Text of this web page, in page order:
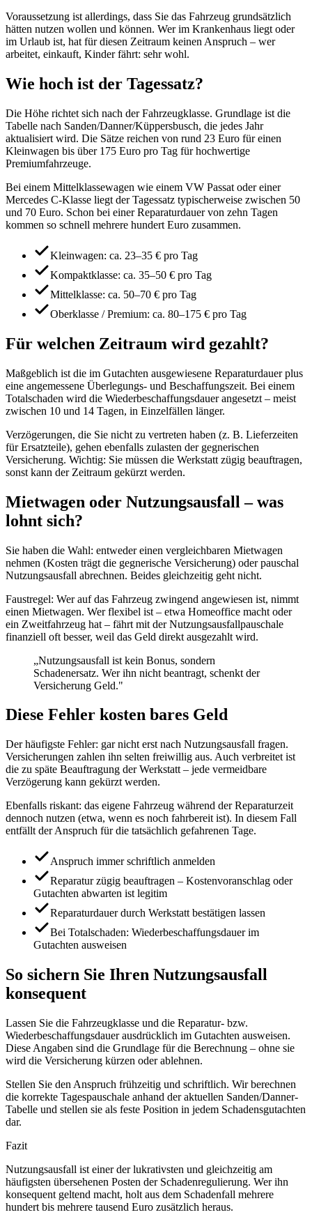
Voraussetzung ist allerdings, dass Sie das Fahrzeug grundsätzlich
hätten nutzen wollen und können. Wer im Krankenhaus liegt oder
im Urlaub ist, hat für diesen Zeitraum keinen Anspruch – wer
arbeitet, einkauft, Kinder fährt: sehr wohl.
Wie hoch ist der Tagessatz?
Die Höhe richtet sich nach der Fahrzeugklasse. Grundlage ist die
Tabelle nach Sanden/Danner/Küppersbusch, die jedes Jahr
aktualisiert wird. Die Sätze reichen von rund 23 Euro für einen
Kleinwagen bis über 175 Euro pro Tag für hochwertige
Premiumfahrzeuge.
Bei einem Mittelklassewagen wie einem VW Passat oder einer
Mercedes C-Klasse liegt der Tagessatz typischerweise zwischen 50
und 70 Euro. Schon bei einer Reparaturdauer von zehn Tagen
kommen so schnell mehrere hundert Euro zusammen.
Kleinwagen: ca. 23–35 € pro Tag
Kompaktklasse: ca. 35–50 € pro Tag
Mittelklasse: ca. 50–70 € pro Tag
Oberklasse / Premium: ca. 80–175 € pro Tag
Für welchen Zeitraum wird gezahlt?
Maßgeblich ist die im Gutachten ausgewiesene Reparaturdauer plus
eine angemessene Überlegungs- und Beschaffungszeit. Bei einem
Totalschaden wird die Wiederbeschaffungsdauer angesetzt – meist
zwischen 10 und 14 Tagen, in Einzelfällen länger.
Verzögerungen, die Sie nicht zu vertreten haben (z. B. Lieferzeiten
für Ersatzteile), gehen ebenfalls zulasten der gegnerischen
Versicherung. Wichtig: Sie müssen die Werkstatt zügig beauftragen,
sonst kann der Zeitraum gekürzt werden.
Mietwagen oder Nutzungsausfall – was
lohnt sich?
Sie haben die Wahl: entweder einen vergleichbaren Mietwagen
nehmen (Kosten trägt die gegnerische Versicherung) oder pauschal
Nutzungsausfall abrechnen. Beides gleichzeitig geht nicht.
Faustregel: Wer auf das Fahrzeug zwingend angewiesen ist, nimmt
einen Mietwagen. Wer flexibel ist – etwa Homeoffice macht oder
ein Zweitfahrzeug hat – fährt mit der Nutzungsausfallpauschale
finanziell oft besser, weil das Geld direkt ausgezahlt wird.
„Nutzungsausfall ist kein Bonus, sondern
Schadenersatz. Wer ihn nicht beantragt, schenkt der
Versicherung Geld."
Diese Fehler kosten bares Geld
Der häufigste Fehler: gar nicht erst nach Nutzungsausfall fragen.
Versicherungen zahlen ihn selten freiwillig aus. Auch verbreitet ist
die zu späte Beauftragung der Werkstatt – jede vermeidbare
Verzögerung kann gekürzt werden.
Ebenfalls riskant: das eigene Fahrzeug während der Reparaturzeit
dennoch nutzen (etwa, wenn es noch fahrbereit ist). In diesem Fall
entfällt der Anspruch für die tatsächlich gefahrenen Tage.
Anspruch immer schriftlich anmelden
Reparatur zügig beauftragen – Kostenvoranschlag oder
Gutachten abwarten ist legitim
Reparaturdauer durch Werkstatt bestätigen lassen
Bei Totalschaden: Wiederbeschaffungsdauer im
Gutachten ausweisen
So sichern Sie Ihren Nutzungsausfall
konsequent
Lassen Sie die Fahrzeugklasse und die Reparatur- bzw.
Wiederbeschaffungsdauer ausdrücklich im Gutachten ausweisen.
Diese Angaben sind die Grundlage für die Berechnung – ohne sie
wird die Versicherung kürzen oder ablehnen.
Stellen Sie den Anspruch frühzeitig und schriftlich. Wir berechnen
die korrekte Tagespauschale anhand der aktuellen Sanden/Danner-
Tabelle und stellen sie als feste Position in jedem Schadensgutachten
dar.
Fazit
Nutzungsausfall ist einer der lukrativsten und gleichzeitig am
häufigsten übersehenen Posten der Schadenregulierung. Wer ihn
konsequent geltend macht, holt aus dem Schadenfall mehrere
hundert bis mehrere tausend Euro zusätzlich heraus.